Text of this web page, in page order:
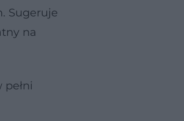
Sugeruje
na
pełni